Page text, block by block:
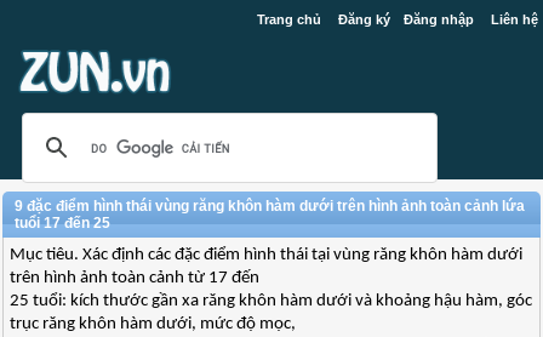
Trang chủ Đăng ký Đăng nhập Liên hệ
9 đặc điểm hình thái vùng răng khôn hàm dưới trên hình ảnh toàn cảnh lứa
tuổi 17 đến 25
Mục tiêu. Xác định các đặc điểm hình thái tại vùng răng khôn hàm dưới
trên hình ảnh toàn cảnh từ 17 đến
25 tuổi: kích thước gần xa răng khôn hàm dưới và khoảng hậu hàm, góc
trục răng khôn hàm dưới, mức độ mọc,